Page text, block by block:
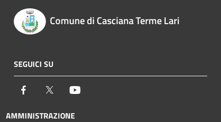
Comune di Casciana Terme Lari
SEGUICI SU
Facebook Twitter
AMMINISTRAZIONE